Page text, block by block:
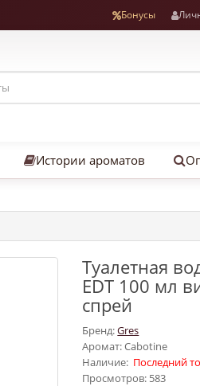
Бонусы
Истории ароматов
Туалетная
EDT 100 мл
спрей
Бренд:Gres
Аромат: Cabotine
Наличие: Последний
Просмотров: 583